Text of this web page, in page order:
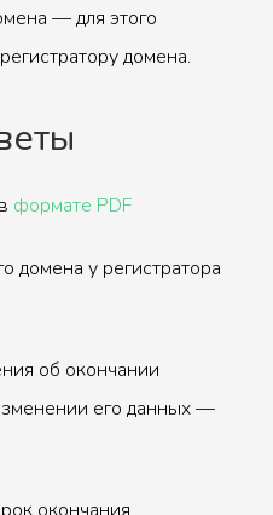
— для этого
домена.
формате PDF
домена у регистратора
об окончании
его данных —